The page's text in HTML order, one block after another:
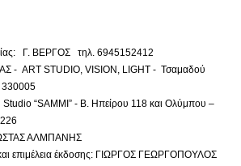
Γ. ΒΕΡΓΟΣ τηλ. 6945152412
- ART STUDIO, VISION, LIGHT - Τσαμαδού
330005
Studio “SAMMI” - Β. Ηπείρου 118 και Ολύμπου –
ΑΛΜΠΑΝΗΣ
επιμέλεια έκδοσης: ΓΙΩΡΓΟΣ ΓΕΩΡΓΟΠΟΥΛΟΣ